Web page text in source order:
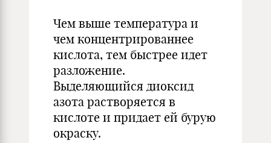
Чем выше температура и
чем концентрированнее
кислота, тем быстрее идет
разложение.
Выделяющийся диоксид
азота растворяется в
кислоте и придает ей бурую
окраску.